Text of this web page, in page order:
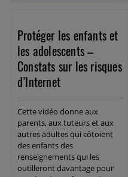
Protéger les enfants et
les adolescents –
Constats sur les risques
d’Internet
Cette vidéo donne aux
parents, aux tuteurs et aux
autres adultes qui côtoient
des enfants des
renseignements qui les
outilleront davantage pour